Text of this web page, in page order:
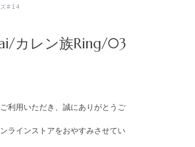
#14
カレン族Ring/03
利用いただき、誠にありがとうご
ラインストアをおやすみさせてい